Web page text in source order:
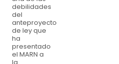
debilidades
del
anteproyecto
de ley que
ha
presentado
el MARN a